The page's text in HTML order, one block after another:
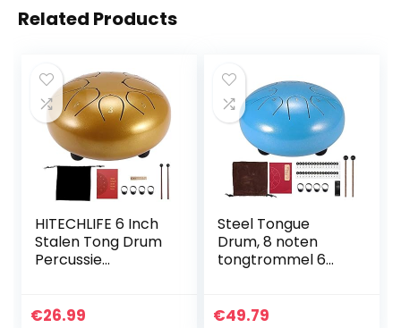
Related Products
HITECHLIFE 6 Inch
Stalen Tong Drum
Percussie
met 2 Drumsticks
€26.99
Steel Tongue
Drum, 8 noten
tongtrommel 6
percussie-
€49.79